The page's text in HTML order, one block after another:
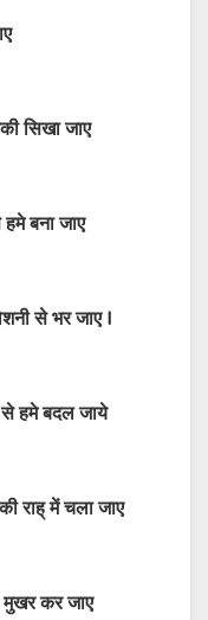
सिखा जाए
बना जाए
से भर जाए I
से हमे बदल जाये
राह् में चला जाए
मुखर कर जाए